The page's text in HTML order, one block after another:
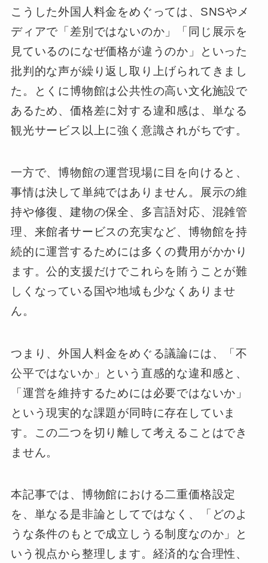
こうした外国人料金をめぐっては、SNSやメ
ディアで「差別ではないのか」「同じ展示を
見ているのになぜ価格が違うのか」といった
批判的な声が繰り返し取り上げられてきまし
た。とくに博物館は公共性の高い文化施設で
あるため、価格差に対する違和感は、単なる
観光サービス以上に強く意識されがちです。
一方で、博物館の運営現場に目を向けると、
事情は決して単純ではありません。展示の維
持や修復、建物の保全、多言語対応、混雑管
理、来館者サービスの充実など、博物館を持
続的に運営するためには多くの費用がかかり
ます。公的支援だけでこれらを賄うことが難
しくなっている国や地域も少なくありませ
ん。
つまり、外国人料金をめぐる議論には、「不
公平ではないか」という直感的な違和感と、
「運営を維持するためには必要ではないか」
という現実的な課題が同時に存在していま
す。この二つを切り離して考えることはでき
ません。
本記事では、博物館における二重価格設定
を、単なる是非論としてではなく、「どのよ
うな条件のもとで成立しうる制度なのか」と
いう視点から整理します。経済的な合理性、